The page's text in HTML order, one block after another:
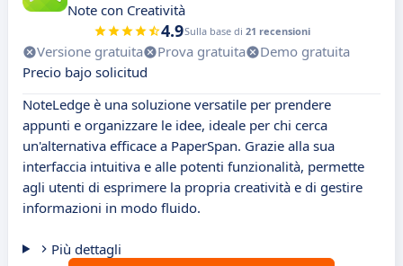
Note con Creatività
4.9Sulla base di 21 recensioni
Versione gratuita Prova gratuita
Demo gratuita
Precio bajo solicitud
NoteLedge è una soluzione versatile per prendere
appunti e organizzare le idee, ideale per chi cerca
un'alternativa efficace a PaperSpan. Grazie alla sua
interfaccia intuitiva e alle potenti funzionalità, permette
agli utenti di esprimere la propria creatività e di gestire
informazioni in modo fluido.
Più dettagli